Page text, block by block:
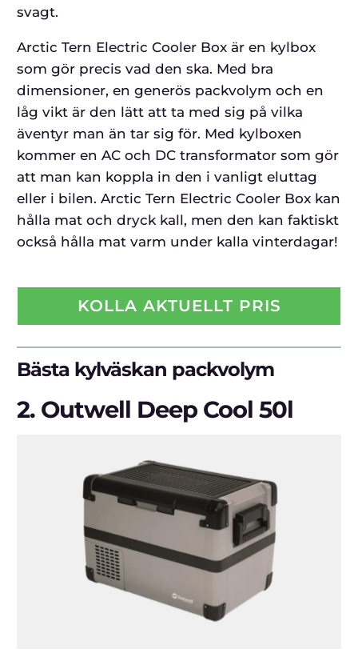
svagt.
Arctic Tern Electric Cooler Box är en kylbox
som gör precis vad den ska. Med bra
dimensioner, en generös packvolym och en
låg vikt är den lätt att ta med sig på vilka
äventyr man än tar sig för. Med kylboxen
kommer en AC och DC transformator som gör
att man kan koppla in den i vanligt eluttag
eller i bilen. Arctic Tern Electric Cooler Box kan
hålla mat och dryck kall, men den kan faktiskt
också hålla mat varm under kalla vinterdagar!
KOLLA AKTUELLT PRIS
Bästa kylväskan packvolym
2. Outwell Deep Cool 50l